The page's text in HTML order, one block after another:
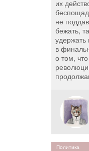
их
не
бежать,
удержать
в
о том,
Политика